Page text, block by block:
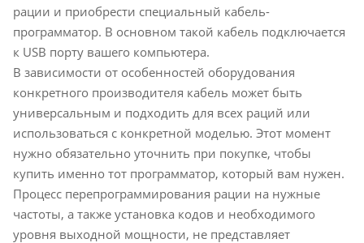
рации и приобрести специальный кабель-
программатор. В основном такой кабель подключается
к USB порту вашего компьютера.
В зависимости от особенностей оборудования
конкретного производителя кабель может быть
универсальным и подходить для всех раций или
использоваться с конкретной моделью. Этот момент
нужно обязательно уточнить при покупке, чтобы
купить именно тот программатор, который вам нужен.
Процесс перепрограммирования рации на нужные
частоты, а также установка кодов и необходимого
уровня выходной мощности, не представляет